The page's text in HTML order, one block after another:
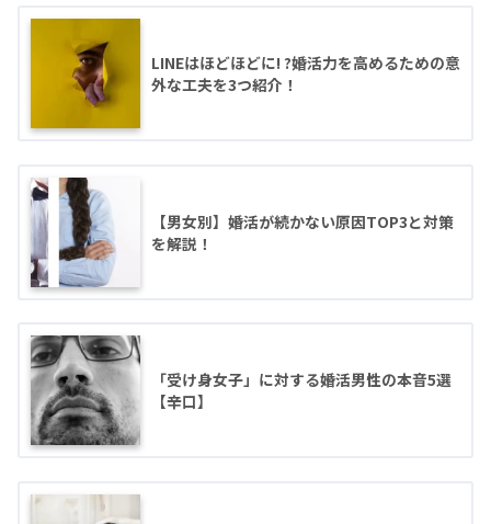
LINEはほどほどに! ?婚活力を高めるための意
外な工夫を3つ紹介！
【男女別】婚活が続かない原因TOP3と対策
を解説！
「受け身女子」に対する婚活男性の本音5選
【辛口】